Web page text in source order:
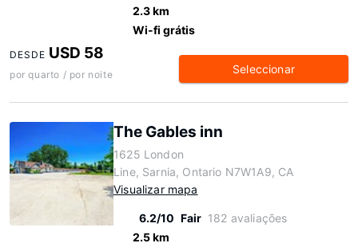
2.3 km
Wi-fi grátis
DESDE USD 58
por quarto / por noite Seleccionar
The Gables inn
1625 London
Line, Sarnia, Ontario N7W1A9, CA
Visualizar mapa
6.2/10 Fair 182 avaliações
2.5 km